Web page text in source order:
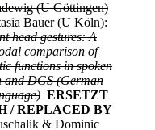
(U Göttingen)
Bauer (U Köln):
head gestures: A
comparison of
functions in spoken
and DGS (German
ERSETZT
/ REPLACED BY
& Dominic